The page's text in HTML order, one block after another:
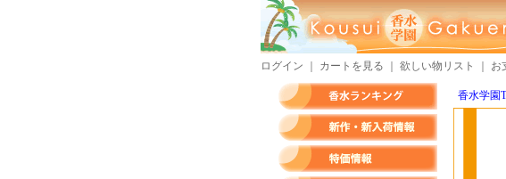
ログイン カートを見る 欲しい物リスト お
香水学園